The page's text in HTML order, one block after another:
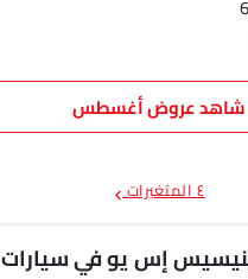
شاهد عروض أغسطس
٤ المتغيرات
إس يو في سيارات